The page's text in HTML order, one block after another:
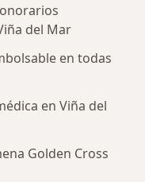
del Mar
en todas
en Viña del
Golden Cross